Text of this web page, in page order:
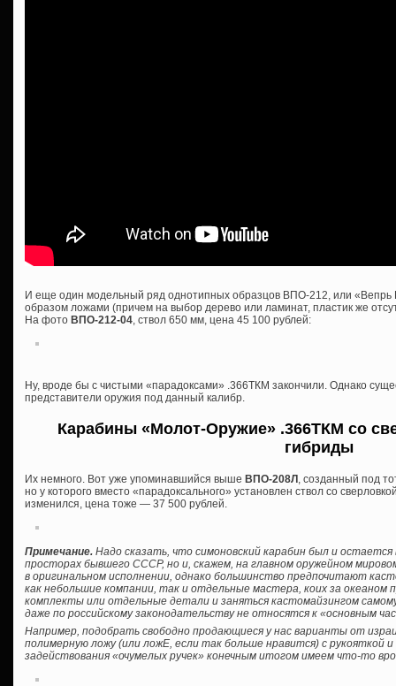
И еще один модельный ряд однотипных образцов ВПО-212, или
образом ложами (причем на выбор дерево или ламинат, пластик же
На фото ВПО-212-04, ствол 650 мм, цена 45 100 рублей:
Ну, вроде бы с чистыми «парадоксами» .366ТКМ закончили. Однако
представители оружия под данный калибр.
Карабины «Молот-Оружие» .366ТКМ со
гибриды
Их немного. Вот уже упоминавшийся выше ВПО-208Л , созданный под
но у которого вместо «парадоксального» установлен ствол со
изменился, цена тоже — 37 500 рублей.
Примечание. Надо сказать, что симоновский карабин был и
просторах бывшего СССР, но и, скажем, на главном оружейном
в оригинальном исполнении, однако большинство предпочитают
как небольшие компании, так и отдельные мастера, коих за океаном
комплекты или отдельные детали и заняться кастомайзингом
даже по российскому законодательству не относятся к «основным
Например, подобрать свободно продающиеся у нас варианты от
полимерную ложу (или ложЕ, если так больше нравится) с рукояткой
задействования «очумелых ручек» конечным итогом имеем что-то